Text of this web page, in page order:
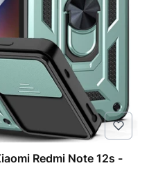
Redmi Note 12s -